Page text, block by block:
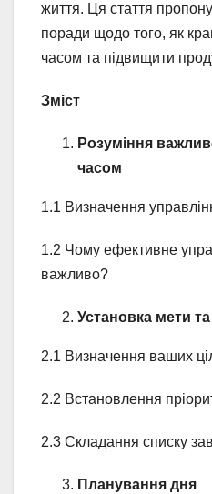
життя. Ця стаття
поради щодо того, як
часом та підвищити
Зміст
Розуміння
часом
1.1 Визначення
1.2 Чому ефективне
важливо?
Установка мети та
2.1 Визначення ваших
2.2 Встановлення
2.3 Складання списку
Планування дня